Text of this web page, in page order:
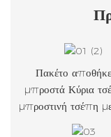
Πακέτο
μπροστά Κύρια
μπροστινή τσέπη